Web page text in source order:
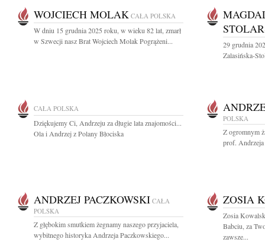
WOJCIECH MOLAK CAŁA POLSKA
W dniu 15 grudnia 2025 roku, w wieku 82 lat, zmarł
w Szwecji nasz Brat Wojciech Molak Pogrążeni...
29 grudnia
Zalasińska-
CAŁA POLSKA
Dziękujemy Ci, Andrzeju za długie lata znajomości...
Ola i Andrzej z Polany Błociska
POLSKA
Z ogromnym
prof. Andrzeja
ANDRZEJ PACZKOWSKI CAŁA
POLSKA
Z głębokim smutkiem żegnamy naszego przyjaciela,
wybitnego historyka Andrzeja Paczkowskiego...
ZOSIA
Zosia
Babciu, za
zawsze...